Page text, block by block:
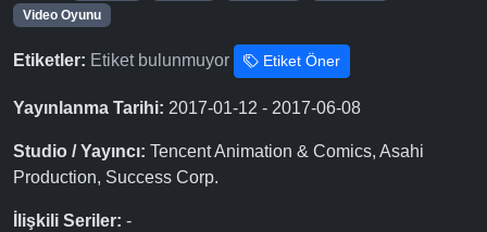
Video Oyunu
Etiketler: Etiket bulunmuyor Etiket Öner
Yayınlanma Tarihi: 2017-01-12 - 2017-06-08
Studio / Yayıncı: Tencent Animation & Comics, Asahi
Production, Success Corp.
İlişkili Seriler: -